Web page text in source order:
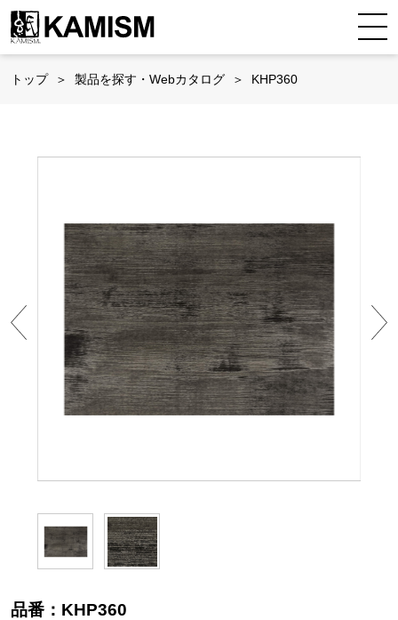
トップ 製品を探す・Webカタログ KHP360
品番： KHP360